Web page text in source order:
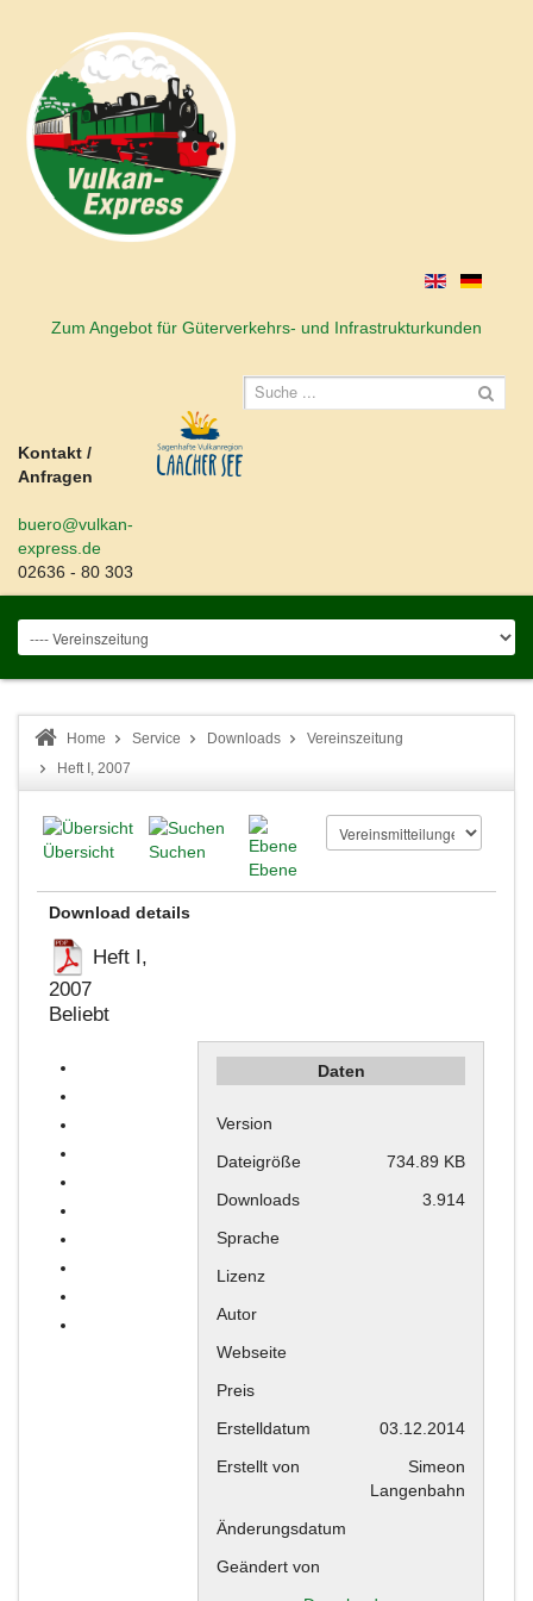
Zum Angebot für Güterverkehrs- und Infrastrukturkunden
Kontakt /
Anfragen
buero@vulkan-
express.de
02636 - 80 303
Home Service Downloads
Vereinszeitung
Heft I, 2007
Übersicht
Suchen
Ebene
Download details
Heft I,
2007
Beliebt
Daten
Version
Dateigröße
734.89 KB
Downloads
3.914
Sprache
Lizenz
Autor
Webseite
Preis
Erstelldatum
03.12.2014
Erstellt von
Simeon
Langenbahn
Änderungsdatum
Geändert von